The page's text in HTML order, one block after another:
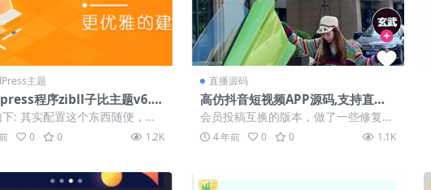
主题
程序zibll子比主题v6.2
限制版本
: 其实配置这个东西随便，注
主机不可以安装、服务器基本
，...
0 0 1.2K
直播源码
高仿抖音短视频APP源码,支持直播/
带原生安卓和ios源码/后台PHP-带
安装教程
会员投稿互换的版本，做了一些修复修
改 文件比较大 搭建有难度，具体没有
细测。带安...
4 年前 0 0 1.1K
VIP